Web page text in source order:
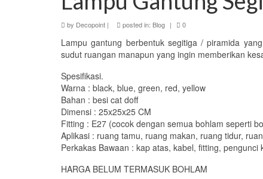
by Decopoint | posted in: Blog | 0
Lampu gantung berbentuk segitiga / piramida
sudut ruangan manapun yang ingin memberikan
Spesifikasi.
Warna : black, blue, green, red, yellow
Bahan : besi cat doff
Dimensi : 25x25x25 CM
Fitting : E27 (cocok dengan semua bohlam seperti
Aplikasi : ruang tamu, ruang makan, ruang tidur,
Perkakas Bawaan : kap atas, kabel, fitting, pengunci
HARGA BELUM TERMASUK BOHLAM